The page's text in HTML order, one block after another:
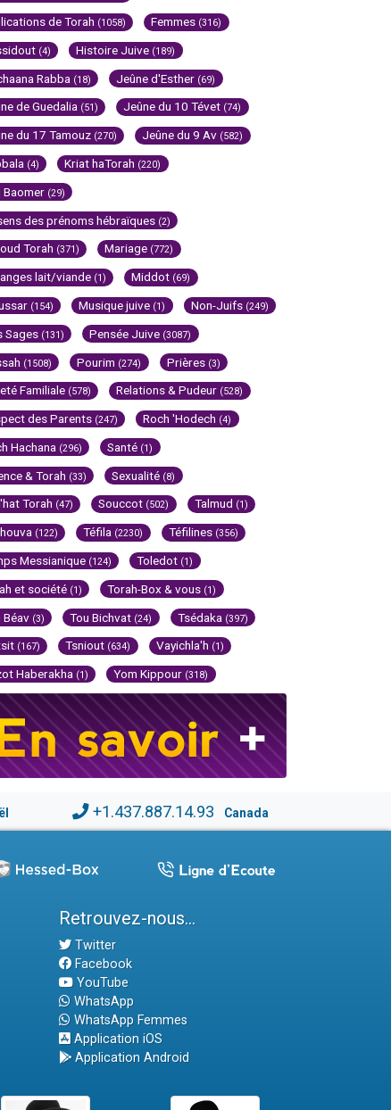
de Torah (1058) Femmes (316)
(4) Histoire Juive (189)
Rabba (18) Jeûne d'Esther (69)
de Guedalia (51) Jeûne du 10 Tévet (74)
du 17 Tamouz (270) Jeûne du 9 Av (582)
(4) Kriat haTorah (220)
Baomer (29)
des prénoms hébraïques (2)
Torah (371) Mariage (772)
lait/viande (1) Middot (69)
(154) Musique juive (1) Non-Juifs (249)
Sages (131) Pensée Juive (3087)
(1508) Pourim (274) Prières (3)
Familiale (578) Relations & Pudeur (528)
des Parents (247) Roch 'Hodech (4)
Hachana (296) Santé (1)
& Torah (33) Sexualité (8)
Torah (47) Souccot (502) Talmud (1)
(122) Téfila (2230) Téfilines (356)
Messianique (124) Toledot (1)
et société (1) Torah-Box & vous (1)
Béav (3) Tou Bichvat (24) Tsédaka (397)
(167) Tsniout (634) Vayichla'h (1)
Haberakha (1) Yom Kippour (318)
+1.437.887.14.93 Canada
Retrouvez-nous...
Twitter
Facebook
YouTube
WhatsApp
WhatsApp Femmes
Application iOS
Application Android